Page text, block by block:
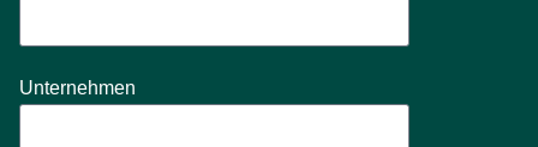
Unternehmen